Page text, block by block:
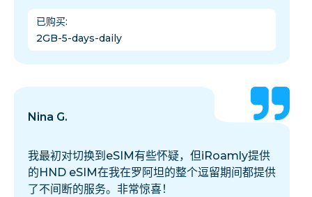
已购买:
2GB-5-days-daily
Nina G.
我最初对切换到eSIM有些怀疑，但iRoamly提供
的HND eSIM在我在罗阿坦的整个逗留期间都提供
了不间断的服务。非常惊喜！